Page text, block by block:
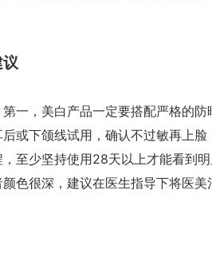
，美白产品一定要搭配严格的防
或下颌线试用，确认不过敏再上脸
至少坚持使用28天以上才能看到
色很深，建议在医生指导下将医